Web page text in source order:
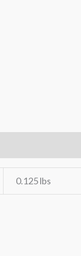
0.125 lbs